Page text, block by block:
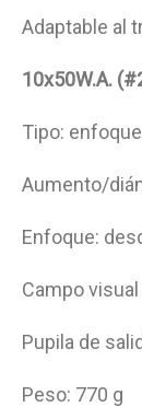
Adaptable al
10x50W.A.
Tipo:
Aumento/
Enfoque:
Campo
Pupila de
Peso: 770 g